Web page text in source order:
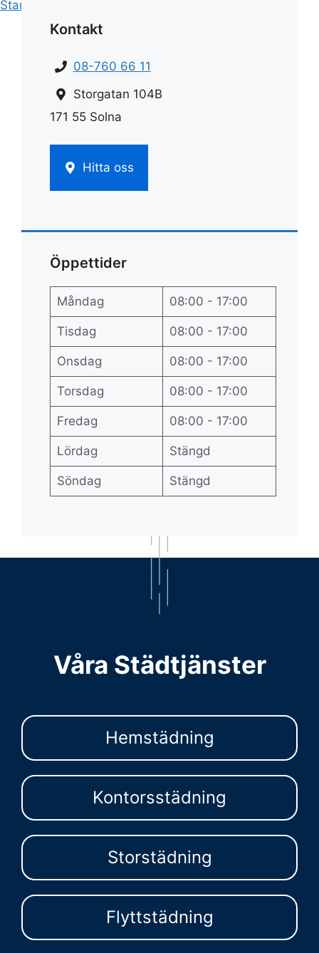
Start
Kontakt
08-760 66 11
Storgatan 104B
171 55 Solna
Hitta oss
Öppettider
Måndag 08:00 - 17:00
Tisdag 08:00 - 17:00
Onsdag 08:00 - 17:00
Torsdag 08:00 - 17:00
Fredag 08:00 - 17:00
Lördag Stängd
Söndag Stängd
Våra Städtjänster
Hemstädning
Kontorsstädning
Storstädning
Flyttstädning